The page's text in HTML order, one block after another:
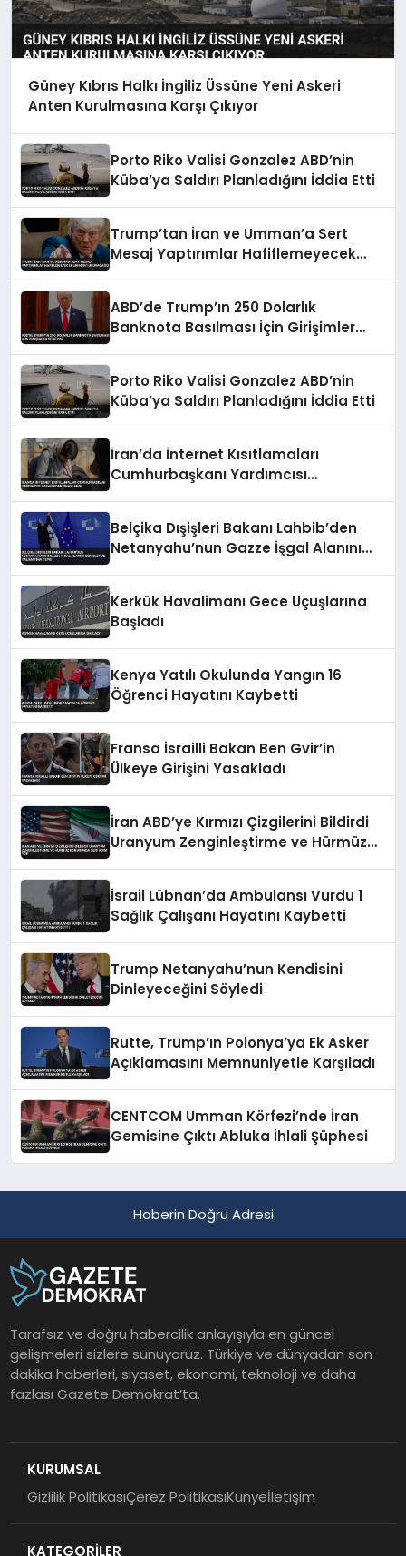
Güney Kıbrıs Halkı İngiliz Üssüne Yeni Askeri
Anten Kurulmasına Karşı Çıkıyor
Porto Riko Valisi Gonzalez ABD’nin
Küba’ya Saldırı Planladığını İddia Etti
Trump’tan İran ve Umman’a Sert
Mesaj Yaptırımlar Hafiflemeyecek
ABD’de Trump’ın 250 Dolarlık
Banknota Basılması İçin Girişimler
Porto Riko Valisi Gonzalez ABD’nin
Küba’ya Saldırı Planladığını İddia Etti
İran’da İnternet Kısıtlamaları
Cumhurbaşkanı Yardımcısı
Belçika Dışişleri Bakanı Lahbib’den
Netanyahu’nun Gazze İşgal Alanını
Kerkük Havalimanı Gece Uçuşlarına
Başladı
Kenya Yatılı Okulunda Yangın 16
Öğrenci Hayatını Kaybetti
Fransa İsrailli Bakan Ben Gvir’in
Ülkeye Girişini Yasakladı
İran ABD’ye Kırmızı Çizgilerini Bildirdi
Uranyum Zenginleştirme ve Hürmüz
İsrail Lübnan’da Ambulansı Vurdu 1
Sağlık Çalışanı Hayatını Kaybetti
Trump Netanyahu’nun Kendisini
Dinleyeceğini Söyledi
Rutte, Trump’ın Polonya’ya Ek Asker
Açıklamasını Memnuniyetle Karşıladı
CENTCOM Umman Körfezi’nde İran
Gemisine Çıktı Abluka İhlali Şüphesi
Haberin Doğru Adresi
Tarafsız ve doğru habercilik anlayışıyla en güncel
gelişmeleri sizlere sunuyoruz. Türkiye ve dünyadan son
dakika haberleri, siyaset, ekonomi, teknoloji ve daha
fazlası Gazete Demokrat’ta.
KURUMSAL
Gizlilik PolitikasıÇerez PolitikasıKünyeİletişim
KATEGORİLER